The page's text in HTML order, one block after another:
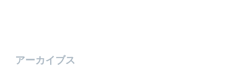
アーカイブス